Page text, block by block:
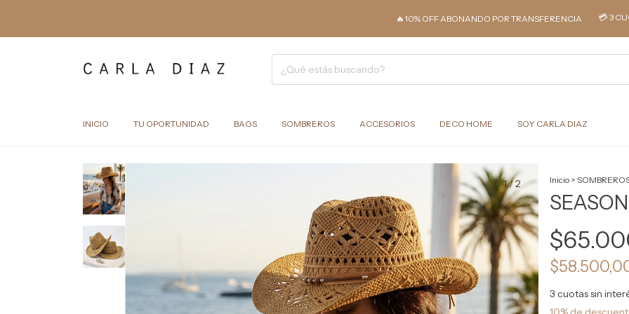
🔥10% OFF ABONANDO POR TRANSFERENCIA 💳 3 CUOTAS SIN
INICIO TU OPORTUNIDAD BAGS SOMBREROS ACCESORIOS DECO HOME SOY CARLA DIAZ
1/2 Inicio >
SEASON
3 cuotas sin